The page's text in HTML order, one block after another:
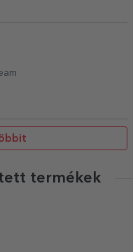
termékek